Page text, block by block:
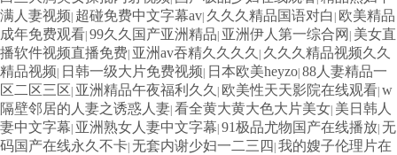
满人妻视频| 超碰免费中文字幕av| 久久久精品国语对白 | 欧美精品
成年免费观看| 99久久国产亚洲精品| 亚洲伊人第一综合网 | 美女直
播软件视频直播免费| 亚洲av吞精久久久久 | 久久久精品视频久久
精品视频| 日韩一级大片免费视频| 日本欧美heyzo| 88人妻精品一
区二区三区| 亚洲精品午夜福利久久 | 欧美性天天影院在线观看| w
隔壁邻居的人妻之诱惑人妻| 看全黄大黄大色大片美女| 美日韩人
妻中文字幕| 亚洲熟女人妻中文字幕| 91极品尤物国产在线播放| 无
码国产在线永久不卡| 无套内谢少妇一二三四 | 我的嫂子伦理片在